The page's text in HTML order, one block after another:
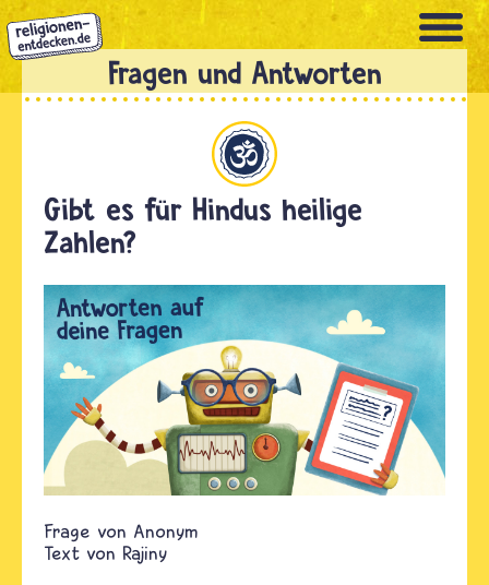
Direkt
zum
Inhalt
Gibt es für Hindus heilige
Zahlen?
Anonym
Text von Rajiny